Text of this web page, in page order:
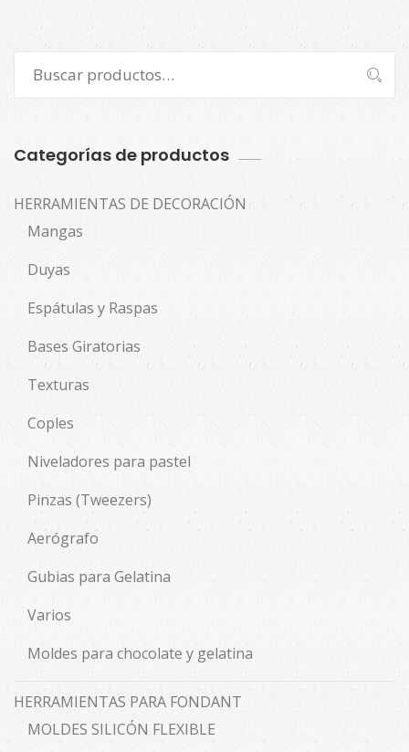
por:
Buscar
Categorías de productos
HERRAMIENTAS DE DECORACIÓN
Mangas
Duyas
Espátulas y Raspas
Bases Giratorias
Texturas
Coples
Niveladores para pastel
Pinzas (Tweezers)
Aerógrafo
Gubias para Gelatina
Varios
Moldes para chocolate y gelatina
HERRAMIENTAS PARA FONDANT
MOLDES SILICÓN FLEXIBLE